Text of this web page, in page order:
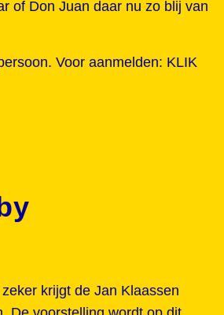
of Don Juan daar nu zo blij van
Voor aanmelden: KLIK
krijgt de Jan Klaassen